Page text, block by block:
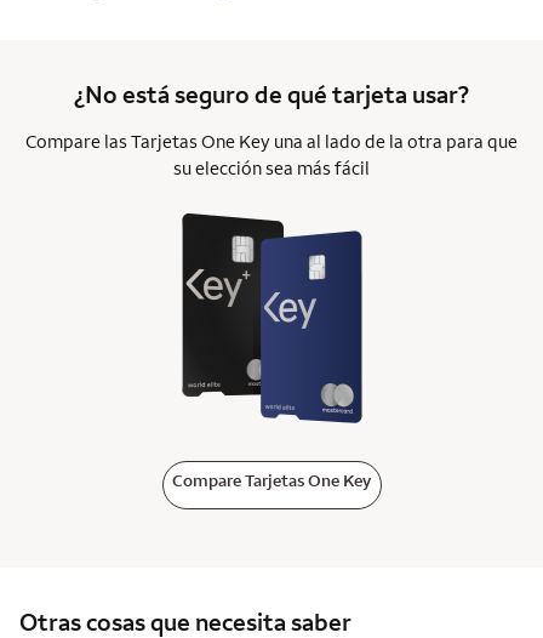
Compare Tarjetas One Key
¿No está seguro de qué tarjeta usar?
Compare las Tarjetas One Key una al lado de la otra para que
su elección sea más fácil
Otras cosas que necesita saber